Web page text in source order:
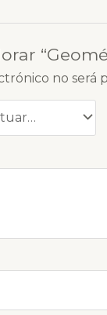
no será